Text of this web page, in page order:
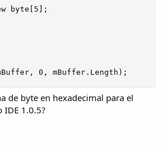
byte[5];
0, mBuffer.Length);
de byte en hexadecimal para el
IDE 1.0.5?